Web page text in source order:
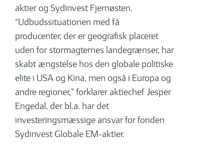
aktier og Sydinvest Fjernøsten.
“Udbudssituationen med få
producenter, der er geografisk placeret
uden for stormagternes landegrænser, har
skabt ængstelse hos den globale politiske
elite i USA og Kina, men også i Europa og
andre regioner,” forklarer aktiechef Jesper
Engedal, der bl.a. har det
investeringsmæssige ansvar for fonden
Sydinvest Globale EM-aktier.